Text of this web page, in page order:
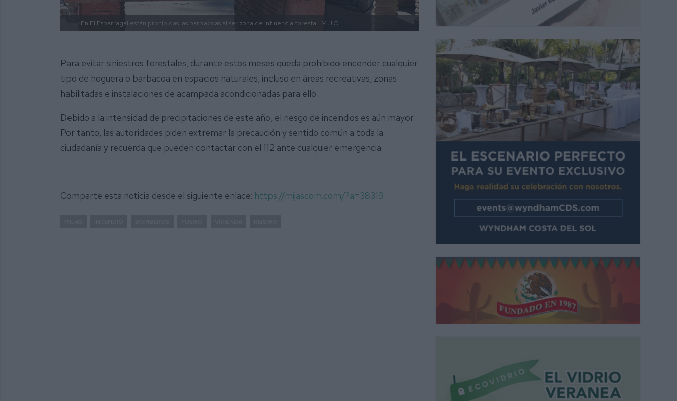
En El Esparragal están prohibidas las barbacoas al ser zona de influencia forestal. M.J.G.
Para evitar siniestros forestales, durante estos meses queda prohibido encender cualquier
tipo de hoguera o barbacoa en espacios naturales, incluso en áreas recreativas, zonas
habilitadas e instalaciones de acampada acondicionadas para ello.
Debido a la intensidad de precipitaciones de este año, el riesgo de incendios es aún mayor.
Por tanto, las autoridades piden extremar la precaución y sentido común a toda la
ciudadanía y recuerda que pueden contactar con el 112 ante cualquier emergencia.
Comparte esta noticia desde el siguiente enlace: https://mijascom.com/?a=38319